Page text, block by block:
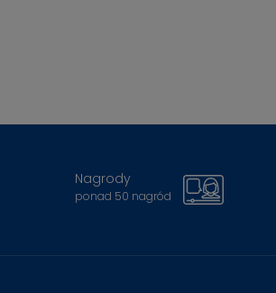
Nagrody
ponad 50 nagród